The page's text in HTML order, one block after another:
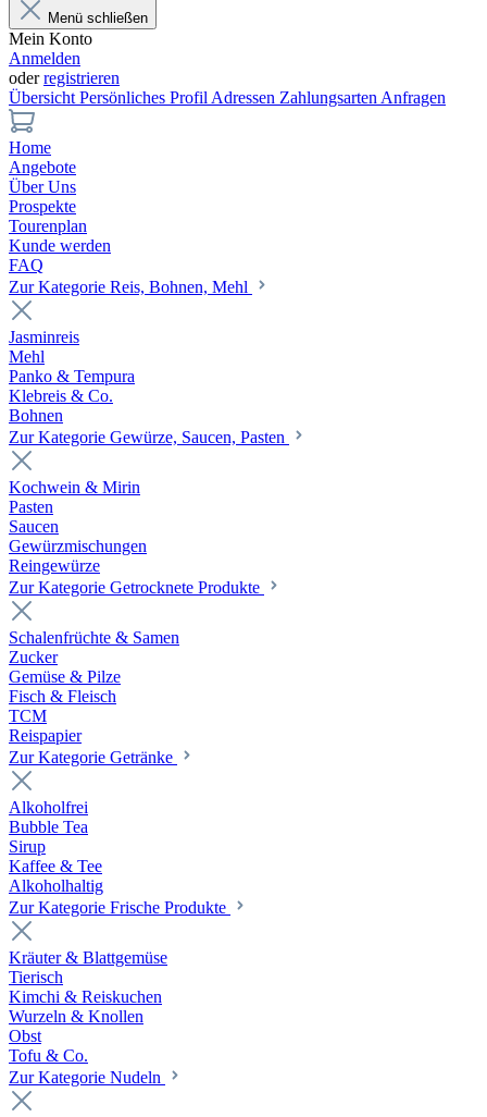
Menü schließen
Mein Konto
Anmelden
oderregistrieren
Übersicht Persönliches Profil Adressen Zahlungsarten Anfragen
Home
Angebote
Über Uns
Prospekte
Tourenplan
Kunde werden
FAQ
Zur Kategorie Reis, Bohnen, Mehl
Jasminreis
Mehl
Panko & Tempura
Klebreis & Co.
Bohnen
Zur Kategorie Gewürze, Saucen, Pasten
Kochwein & Mirin
Pasten
Saucen
Gewürzmischungen
Reingewürze
Zur Kategorie Getrocknete Produkte
Schalenfrüchte & Samen
Zucker
Gemüse & Pilze
Fisch & Fleisch
TCM
Reispapier
Zur Kategorie Getränke
Alkoholfrei
Bubble Tea
Sirup
Kaffee & Tee
Alkoholhaltig
Zur Kategorie Frische Produkte
Kräuter & Blattgemüse
Tierisch
Kimchi & Reiskuchen
Wurzeln & Knollen
Obst
Tofu & Co.
Zur Kategorie Nudeln